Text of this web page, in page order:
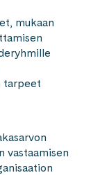
mukaan
tarpeet
vastaamisen